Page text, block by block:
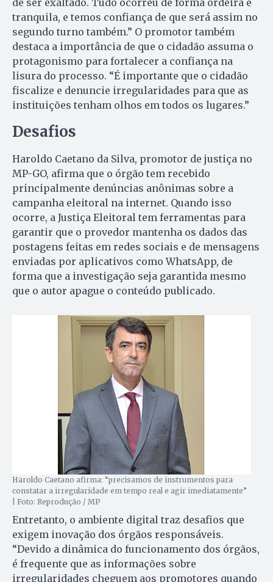
tranquila, e temos confiança de que será assim no
segundo turno também.” O promotor também
destaca a importância de que o cidadão assuma o
protagonismo para fortalecer a confiança na
lisura do processo. “É importante que o cidadão
fiscalize e denuncie irregularidades para que as
instituições tenham olhos em todos os lugares.”
Desafios
Haroldo Caetano da Silva, promotor de justiça no
MP-GO, afirma que o órgão tem recebido
principalmente denúncias anônimas sobre a
campanha eleitoral na internet. Quando isso
ocorre, a Justiça Eleitoral tem ferramentas para
garantir que o provedor mantenha os dados das
postagens feitas em redes sociais e de mensagens
enviadas por aplicativos como WhatsApp, de
forma que a investigação seja garantida mesmo
que o autor apague o conteúdo publicado.
Haroldo Caetano afirma: “precisamos de instrumentos para
constatar a irregularidade em tempo real e agir imediatamente”
| Foto: Reprodução / MP
Entretanto, o ambiente digital traz desafios que
exigem inovação dos órgãos responsáveis.
“Devido a dinâmica do funcionamento dos órgãos,
é frequente que as informações sobre
irregularidades cheguem aos promotores quando